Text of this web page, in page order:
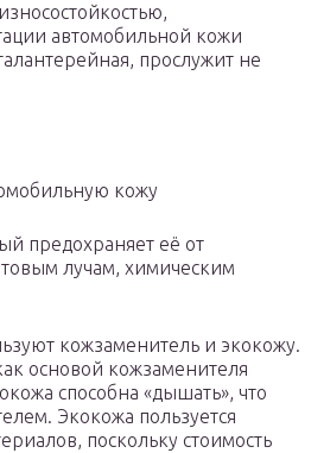
автомобильной кожи
прослужит не
кожу
предохраняет её от
лучам, химическим
кожзаменитель и экокожу.
основой кожзаменителя
способна «дышать», что
Экокожа пользуется
поскольку стоимость